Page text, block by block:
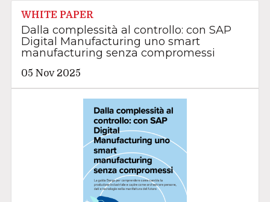
WHITE PAPER
Dalla complessità al controllo: con SAP
Digital Manufacturing uno smart
manufacturing senza compromessi
05 Nov 2025